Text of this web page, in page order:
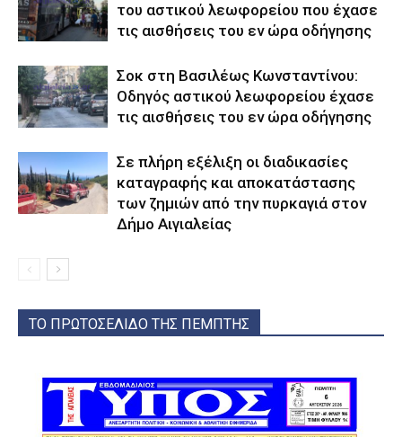
του αστικού λεωφορείου που έχασε
τις αισθήσεις του εν ώρα οδήγησης
Σοκ στη Βασιλέως Κωνσταντίνου:
Οδηγός αστικού λεωφορείου έχασε
τις αισθήσεις του εν ώρα οδήγησης
Σε πλήρη εξέλιξη οι διαδικασίες
καταγραφής και αποκατάστασης
των ζημιών από την πυρκαγιά στον
Δήμο Αιγιαλείας
ΤΟ ΠΡΩΤΟΣΕΛΙΔΟ ΤΗΣ ΠΕΜΠΤΗΣ